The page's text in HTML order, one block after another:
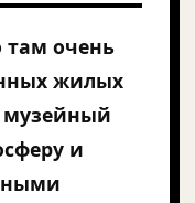
там очень
жилых
музейный
и